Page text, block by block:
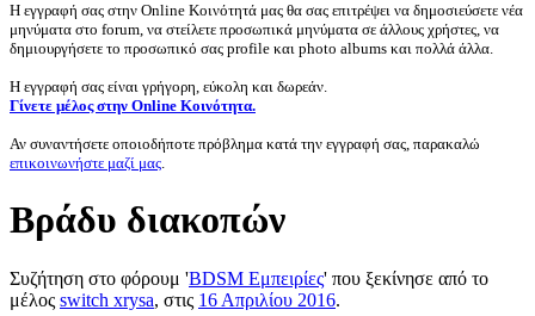
Η εγγραφή σας στην Online Κοινότητά μας θα σας επιτρέψει να δημοσιεύσετε νέα
μηνύματα στο forum, να στείλετε προσωπικά μηνύματα σε άλλους χρήστες, να
δημιουργήσετε το προσωπικό σας profile και photo albums και πολλά άλλα.
Η εγγραφή σας είναι γρήγορη, εύκολη και δωρεάν.
Γίνετε μέλος στην Online Κοινότητα.
Αν συναντήσετε οποιοδήποτε πρόβλημα κατά την εγγραφή σας, παρακαλώ
επικοινωνήστε μαζί μας.
Βράδυ διακοπών
Συζήτηση στο φόρουμ 'BDSM Εμπειρίες' που ξεκίνησε από το
μέλος switch xrysa, στις 16 Απριλίου 2016.